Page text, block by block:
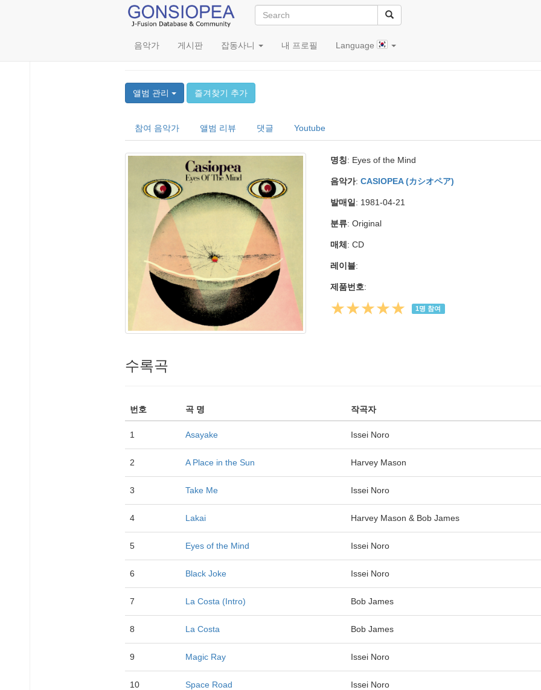
음악가 게시판 잡동사니 내 프로필 Language
Eyes of the Mind
앨범 관리 즐겨찾기 추가
참여 음악가 앨범 리뷰 댓글 Youtube
명칭: Eyes of the Mind
음악가: CASIOPEA (カシオペア)
발매일 : 1981-04-21
분류: Original
매체 : CD
레이블:
제품번호:
★★★★★ 1명 참여
수록곡
번호 곡 명 작곡자
1 Asayake Issei Noro
2 A Place in the Sun Harvey Mason
3 Take Me Issei Noro
4 Lakai Harvey Mason & Bob James
5 Eyes of the Mind Issei Noro
6 Black Joke Issei Noro
7 La Costa (Intro) Bob James
8 La Costa Bob James
9 Magic Ray Issei Noro
10 Space Road Issei Noro